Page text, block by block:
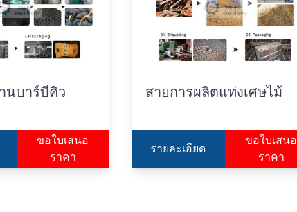
นบาร์บีคิว
ขอใบเสนอ
ราคา
สายการผลิตแท่งเศษไม้
รายละเอียด
ขอใบเสนอ
ราคา